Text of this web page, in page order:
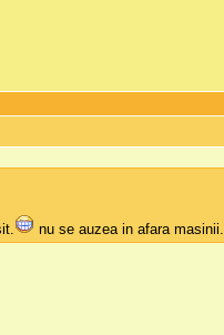
nu se auzea in afara masinii.